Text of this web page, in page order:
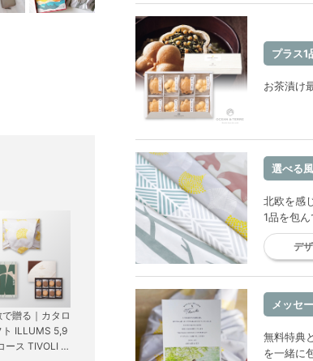
で贈る｜カタロ
ト ILLUMS 5,9
ース TIVOLI ＋
プラス1
お茶漬け
選べる
北欧を感
1品を包
デ
メッセ
無料特典
を一緒に